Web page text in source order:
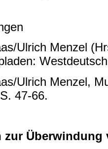
Ulrich Menzel
Ulrich Menzel,
47-66.
zur